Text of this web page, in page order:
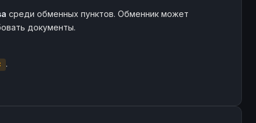
среди обменных пунктов. Обменник может
документы.
.